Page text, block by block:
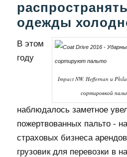
одежды
Impact NW, Heffernan и
сортировкой
В этом
году
наблюдалось заметное
пожертвованных пальто -
страховых бизнеса
грузовик для перевозки в